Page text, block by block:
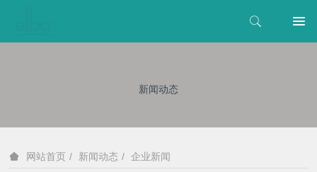
新闻动态
网站首页 新闻动态 企业新闻